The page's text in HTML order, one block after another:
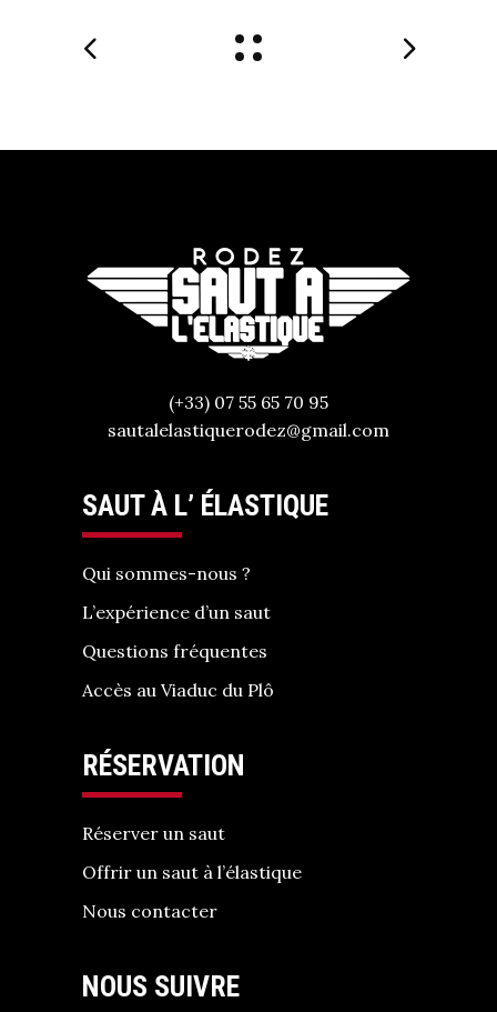
(+33) 07 55 65 70 95
sautalelastiquerodez@gmail.com
SAUT À L’ ÉLASTIQUE
Qui sommes-nous ?
L’expérience d’un saut
Questions fréquentes
Accès au Viaduc du Plô
RÉSERVATION
Réserver un saut
Offrir un saut à l’élastique
Nous contacter
NOUS SUIVRE